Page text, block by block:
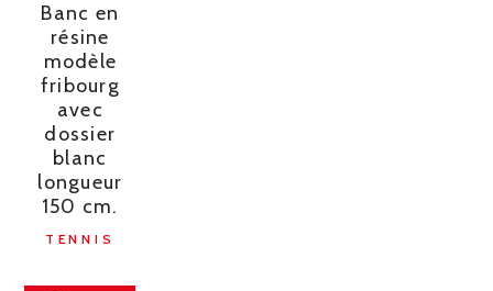
Banc en
résine
modèle
fribourg
avec
dossier
blanc
longueur
150 cm.
TENNIS